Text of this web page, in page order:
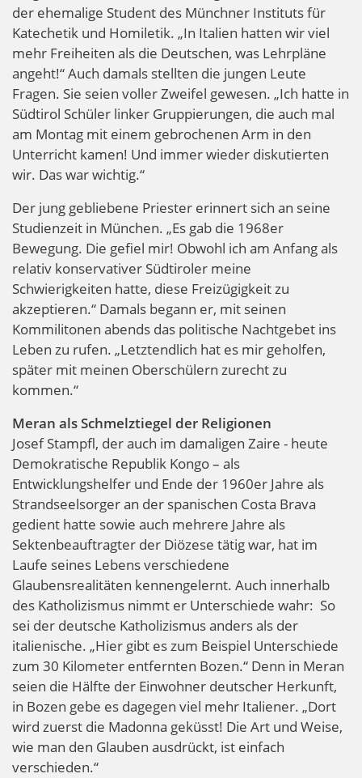
der ehemalige Student des Münchner Instituts für
Katechetik und Homiletik. „In Italien hatten wir viel
mehr Freiheiten als die Deutschen, was Lehrpläne
angeht!“ Auch damals stellten die jungen Leute
Fragen. Sie seien voller Zweifel gewesen. „Ich hatte in
Südtirol Schüler linker Gruppierungen, die auch mal
am Montag mit einem gebrochenen Arm in den
Unterricht kamen! Und immer wieder diskutierten
wir. Das war wichtig.“
Der jung gebliebene Priester erinnert sich an seine
Studienzeit in München. „Es gab die 1968er
Bewegung. Die gefiel mir! Obwohl ich am Anfang als
relativ konservativer Südtiroler meine
Schwierigkeiten hatte, diese Freizügigkeit zu
akzeptieren.“ Damals begann er, mit seinen
Kommilitonen abends das politische Nachtgebet ins
Leben zu rufen. „Letztendlich hat es mir geholfen,
später mit meinen Oberschülern zurecht zu
kommen.“
Meran als Schmelztiegel der Religionen
Josef Stampfl, der auch im damaligen Zaire - heute
Demokratische Republik Kongo – als
Entwicklungshelfer und Ende der 1960er Jahre als
Strandseelsorger an der spanischen Costa Brava
gedient hatte sowie auch mehrere Jahre als
Sektenbeauftragter der Diözese tätig war, hat im
Laufe seines Lebens verschiedene
Glaubensrealitäten kennengelernt. Auch innerhalb
des Katholizismus nimmt er Unterschiede wahr: So
sei der deutsche Katholizismus anders als der
italienische. „Hier gibt es zum Beispiel Unterschiede
zum 30 Kilometer entfernten Bozen.“ Denn in Meran
seien die Hälfte der Einwohner deutscher Herkunft,
in Bozen gebe es dagegen viel mehr Italiener. „Dort
wird zuerst die Madonna geküsst! Die Art und Weise,
wie man den Glauben ausdrückt, ist einfach
verschieden.“